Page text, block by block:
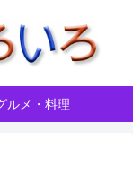
ルメ・料理